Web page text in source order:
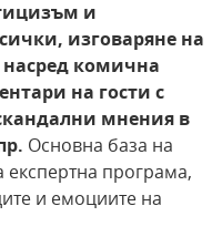
и
изговаряне на
комична
на гости с
мнения в
Основна база на
програма,
и емоциите на